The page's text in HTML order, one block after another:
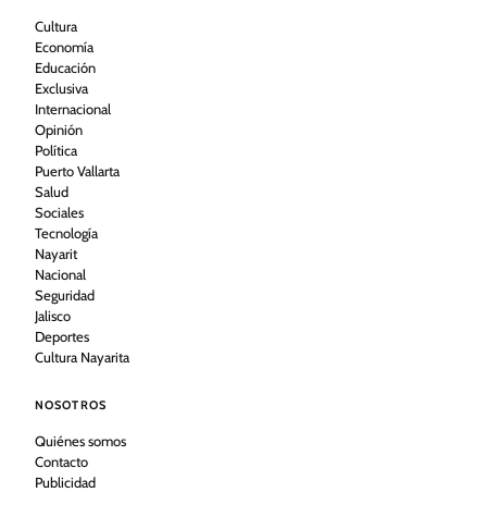
Cultura
Economía
Educación
Exclusiva
Internacional
Opinión
Política
Puerto Vallarta
Salud
Sociales
Tecnología
Nayarit
Nacional
Seguridad
Jalisco
Deportes
Cultura Nayarita
NOSOTROS
Quiénes somos
Contacto
Publicidad